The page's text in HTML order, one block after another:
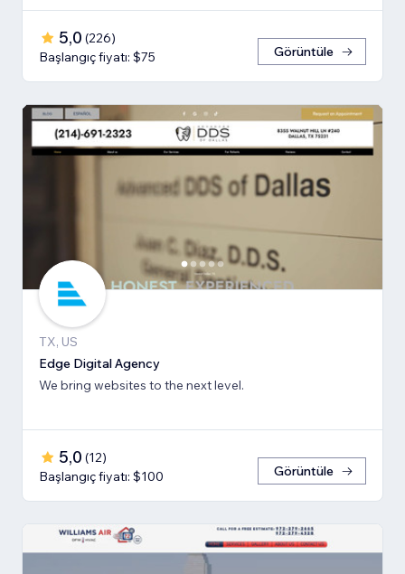
5,0 (226)
Başlangıç fiyatı: $75
Görüntüle
TX, US
Edge Digital Agency
We bring websites to the next level.
5,0 (12)
Başlangıç fiyatı: $100
Görüntüle